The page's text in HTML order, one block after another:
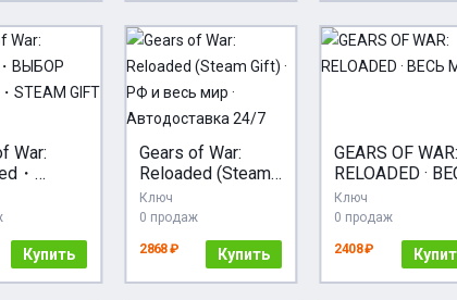
War:
・
・
GIFT
Купить
Gears of War:
Reloaded (Steam
Gift) · РФ и весь
мир ·
Автодоставка
24/7
Ключ
0 продаж
2868 ₽ Купить
GEARS OF WAR:
RELOADED ·
МИР
Ключ
0 продаж
2408 ₽